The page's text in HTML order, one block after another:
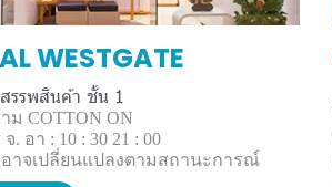
WESTGATE
รรพสินค้า ชั้น 1
ม COTTON ON
. อา : 10 : 30 21 : 00
อาจเปลี่ยนแปลงตามสถานะการณ์